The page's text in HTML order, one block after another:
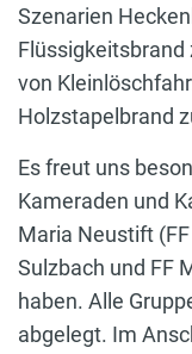
Szenarien
von
Holzstapelbrand
Es freut uns
Kameraden und
Maria Neustift
Sulzbach und FF
haben. Alle
abgelegt. Im